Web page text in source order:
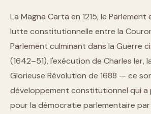
La Magna Carta en 1215, le Parlement
lutte constitutionnelle entre la
Parlement culminant dans la Guerre
(1642–51), l'exécution de Charles Ier,
Glorieuse Révolution de 1688 — ce
développement constitutionnel qui a
pour la démocratie parlementaire par